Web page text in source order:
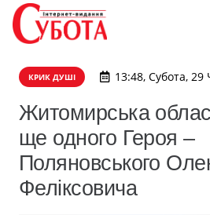
КРИК ДУШІ 13:48, Субота,
Житомирська
ще одного Героя –
Поляновського
Феліксовича